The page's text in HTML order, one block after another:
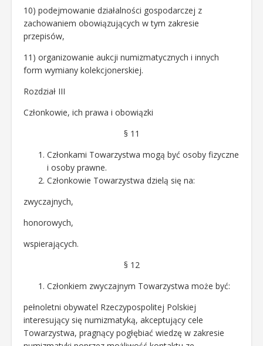
10) podejmowanie działalności gospodarczej z
zachowaniem obowiązujących w tym zakresie
przepisów,
11) organizowanie aukcji numizmatycznych i innych
form wymiany kolekcjonerskiej.
Rozdział III
Członkowie, ich prawa i obowiązki
§ 11
Członkami Towarzystwa mogą być osoby fizyczne
i osoby prawne.
Członkowie Towarzystwa dzielą się na:
zwyczajnych,
honorowych,
wspierających.
§ 12
Członkiem zwyczajnym Towarzystwa może być:
pełnoletni obywatel Rzeczypospolitej Polskiej
interesujący się numizmatyką, akceptujący cele
Towarzystwa, pragnący pogłębiać wiedzę w zakresie